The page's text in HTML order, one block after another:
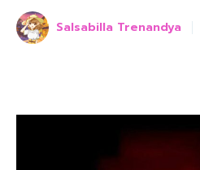
Salsabilla Trenandya